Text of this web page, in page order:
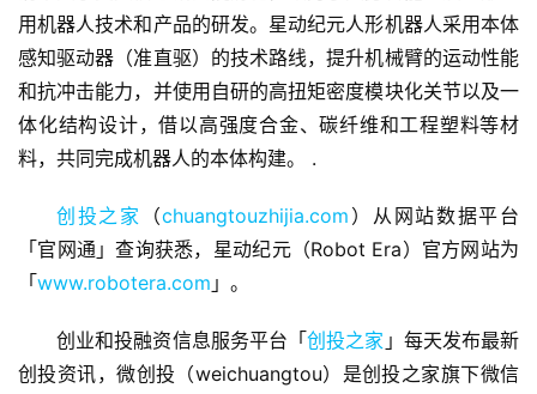
首
页
融
资
商
察
用机器人技术和产品的研发。星动纪元人形机器人采用本体
感知驱动器（准直驱）的技术路线，提升机械臂的运动性能
和抗冲击能力，并使用自研的高扭矩密度模块化关节以及一
体化结构设计，借以高强度合金、碳纤维和工程塑料等材
料，共同完成机器人的本体构建。 .
创投之家 （chuangtouzhijia.com ）从网站数据平台
「官网通」查询获悉，星动纪元（Robot Era）官方网站为
「www.robotera.com 」。
创业和投融资信息服务平台「创投之家 」每天发布最新
创投资讯，微创投（weichuangtou）是创投之家旗下微信